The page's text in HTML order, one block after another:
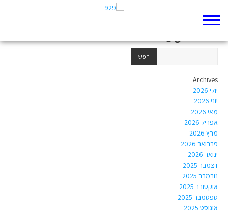
Author Archives:
Archives
יולי 2026
יוני 2026
מאי 2026
אפריל 2026
מרץ 2026
פברואר 2026
ינואר 2026
דצמבר 2025
נובמבר 2025
אוקטובר 2025
ספטמבר 2025
אוגוסט 2025